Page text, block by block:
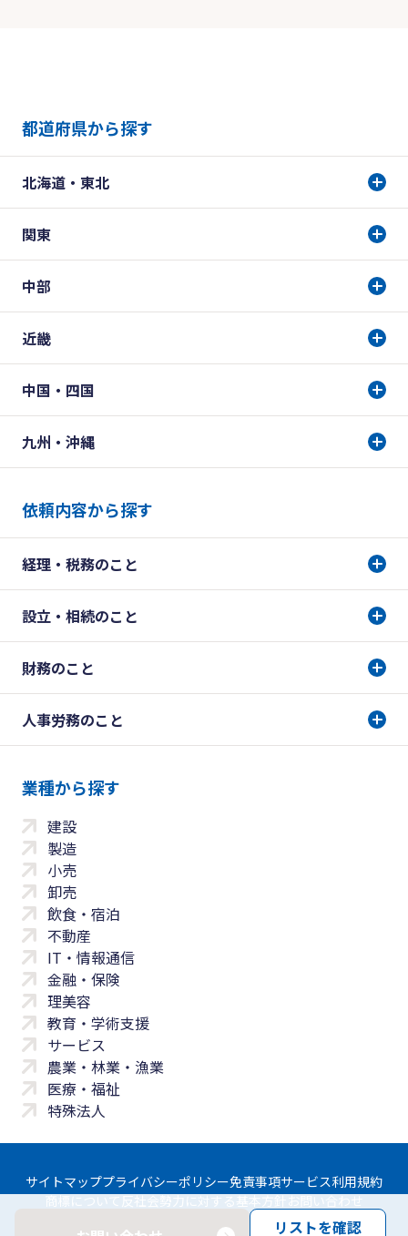
リストを確認
都道府県から探す
北海道・東北
関東
中部
近畿
中国・四国
九州・沖縄
依頼内容から探す
経理・税務のこと
設立・相続のこと
財務のこと
人事労務のこと
業種から探す
建設
製造
小売
卸売
飲食・宿泊
不動産
IT・情報通信
金融・保険
理美容
教育・学術支援
サービス
農業・林業・漁業
医療・福祉
特殊法人
サイトマッププライバシーポリシー免責事項サービス利用規約
商標について反社会勢力に対する基本方針お問い合わせ